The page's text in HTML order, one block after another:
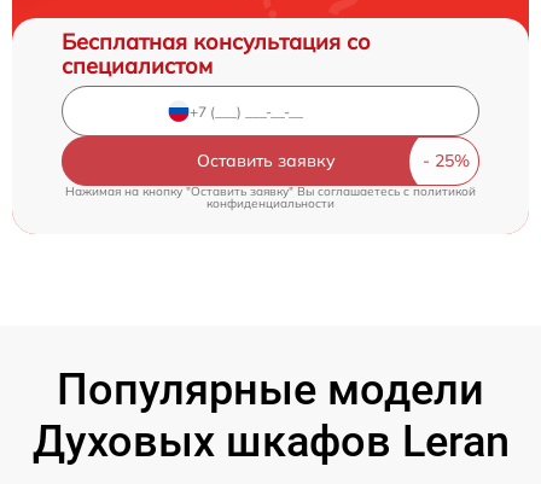
Бесплатная консультация со
специалистом
Оставить заявку
Нажимая на кнопку "Оставить заявку" Вы соглашаетесь c политикой
конфиденциальности
Популярные модели
Духовых шкафов Leran